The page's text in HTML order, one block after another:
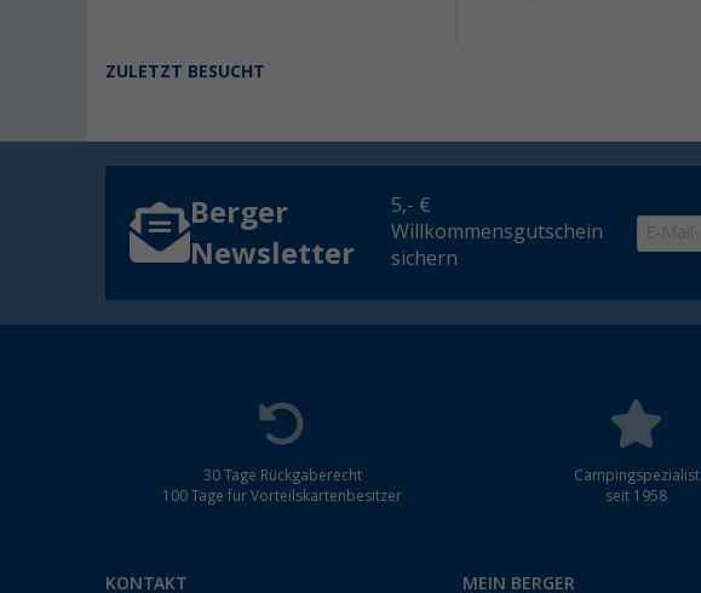
ZULETZT BESUCHT
Berger
Newsletter
5,- €
Willkommensgutschein
sichern
30 Tage Rückgaberecht
100 Tage für Vorteilskartenbesitzer
Campingspezialist
seit 1958
KONTAKT MEIN BERGER